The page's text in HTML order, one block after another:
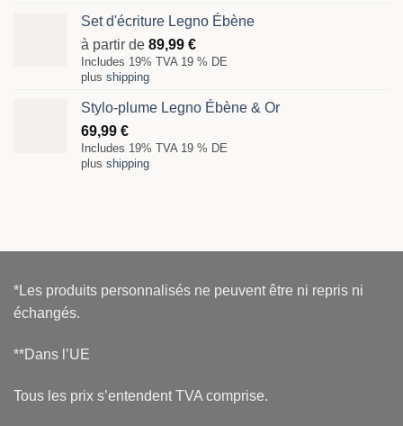
Set d'écriture Legno Ébène
à partir de 89,99 €
Includes 19% TVA 19 % DE
plus shipping
Stylo-plume Legno Ébène & Or
69,99 €
Includes 19% TVA 19 % DE
plus shipping
*Les produits personnalisés ne peuvent être ni repris ni
échangés.
**Dans l’UE
Tous les prix s’entendent TVA comprise.